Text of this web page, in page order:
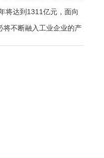
将达到1311亿元，面向
不断融入工业企业的产